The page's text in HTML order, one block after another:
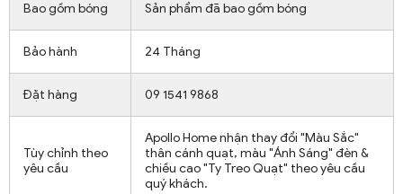
Bao gồm bóng Sản phẩm đã bao gồm bóng
Bảo hành 24 Tháng
Đặt hàng 09 1541 9868
Tùy chỉnh theo
yêu cầu
Apollo Home nhận thay đổi "Màu Sắc"
thân cánh quạt, màu "Ánh Sáng" đèn &
chiều cao "Ty Treo Quạt" theo yêu cầu
quý khách.